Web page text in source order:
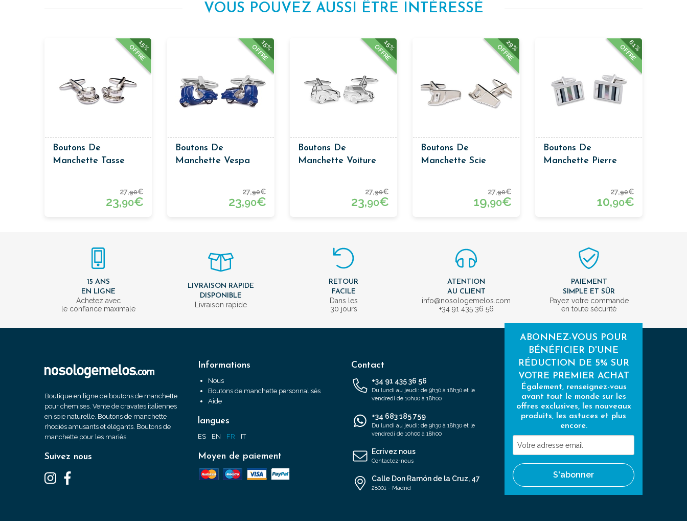
VOUS POUVEZ AUSSI ÊTRE INTÉRESSÉ
15%
OFFRE
Boutons De
Manchette Tasse
27,90€
23,90€
15%
OFFRE
Boutons De
Manchette Vespa
27,90€
23,90€
15%
OFFRE
Boutons De
Manchette Voiture
27,90€
23,90€
29%
OFFRE
Boutons De
Manchette Scie
27,90€
19,90€
61%
OFFRE
Boutons De
Manchette Pierre
27,90€
10,90€
15 ANS
EN LIGNE
Achetez avec
le confiance maximale
LIVRAISON RAPIDE
DISPONIBLE
Livraison rapide
RETOUR
FACILE
Dans les
30 jours
ATENTION
AU CLIENT
info@nosologemelos.com
+34 91 435 36 56
PAIEMENT
SIMPLE ET SÛR
Payez votre commande
en toute sécurité
Boutique en ligne de boutons de manchette
pour chemises. Vente de cravates italiennes
en soie naturelle. Boutons de manchette
rhodiés amusants et élégants. Boutons de
manchette pour les mariés.
Suivez nous
Informations
Nous
Boutons de manchette personnalisés
Aide
langues
ES EN FR IT
Moyen de paiement
Contact
+34 91 435 36 56
Du lundi au jeudi: de 9h30 à 18h30 et le
vendredi de 10h00 à 18h00
+34 683 185 759
Du lundi au jeudi: de 9h30 à 18h30 et le
vendredi de 10h00 à 18h00
Ecrivez nous
Contactez-nous
Calle Don Ramón de la Cruz, 47
28001 - Madrid
ABONNEZ-VOUS POUR
BÉNÉFICIER D'UNE
RÉDUCTION DE 5% SUR
VOTRE PREMIER ACHAT
Également, renseignez-vous
avant tout le monde sur les
offres exclusives, les nouveaux
produits, les astuces et plus
encore.
Votre
adresse
email
S'abonner